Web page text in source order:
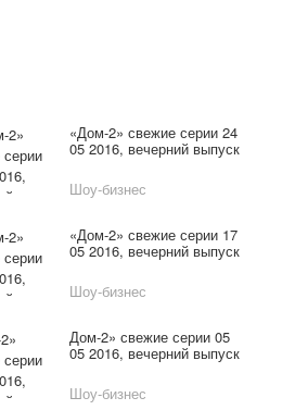
«Дом-2» свежие серии 24
05 2016, вечерний выпуск
Шоу-бизнес
«Дом-2» свежие серии 17
05 2016, вечерний выпуск
Шоу-бизнес
Дом-2» свежие серии 05
05 2016, вечерний выпуск
Шоу-бизнес